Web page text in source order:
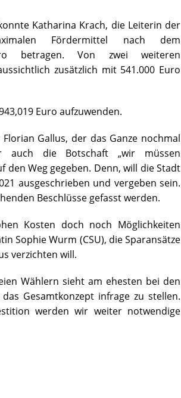
Katharina Krach, die Leiterin der
Fördermittel nach dem
betragen. Von zwei weiteren
zusätzlich mit 541.000 Euro
Euro aufzuwenden.
Gallus, der das Ganze nochmal
auch die Botschaft „wir müssen
Weg gegeben. Denn, will die Stadt
ausgeschrieben und vergeben sein.
Beschlüsse gefasst werden.
Kosten doch noch Möglichkeiten
Sophie Wurm (CSU), die Sparansätze
verzichten will.
Wählern sieht am ehesten bei den
Gesamtkonzept infrage zu stellen.
werden wir weiter notwendige